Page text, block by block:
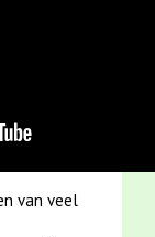
van veel